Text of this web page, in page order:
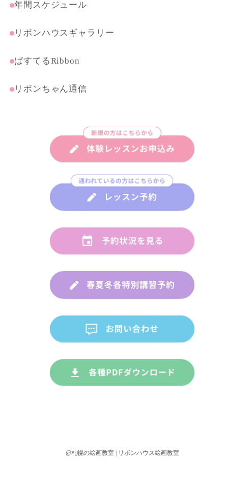
年間スケジュール
リボンハウスギャラリー
ぱすてるRibbon
リボンちゃん通信
@札幌の絵画教室 | リボンハウス絵画教室